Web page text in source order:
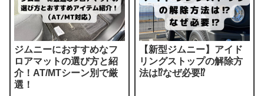
ジムニーにおすすめなフ
ロアマットの選び方と紹
介！AT/MTシーン別で厳
選！
【新型ジムニー】アイド
リングストップの解除方
法は⁉︎なぜ必要⁉︎